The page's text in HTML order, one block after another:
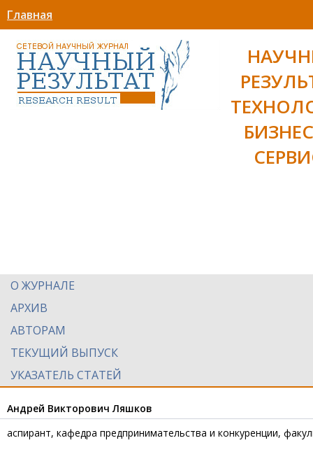
Главная
О ЖУРНАЛЕ
АРХИВ
АВТОРАМ
ТЕКУЩИЙ ВЫПУСК
УКАЗАТЕЛЬ СТАТЕЙ
Андрей Викторович Ляшков
аспирант, кафедра предпринимательства и конкуренции,